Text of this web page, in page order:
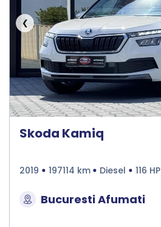
❮
Skoda Kamiq
2019 197114 km Diesel 116 HP
Bucuresti Afumati